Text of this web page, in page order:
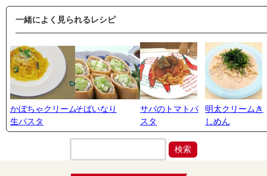
一緒によく見られるレシピ
かぼちゃクリーム
生パスタ
そばいなり
サバのトマトパ
スタ
明太クリームき
しめん